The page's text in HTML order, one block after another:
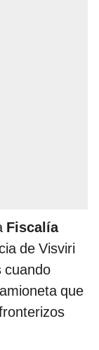
Fiscalía
de Visviri
cuando
que